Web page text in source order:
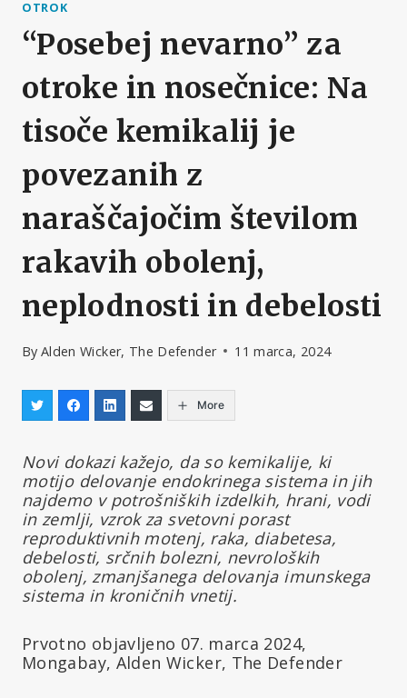
OTROK
“Posebej nevarno” za
otroke in nosečnice: Na
tisoče kemikalij je
povezanih z
naraščajočim številom
rakavih obolenj,
neplodnosti in debelosti
By Alden Wicker, The Defender 11 marca, 2024
More
Novi dokazi kažejo, da so kemikalije, ki
motijo delovanje endokrinega sistema in jih
najdemo v potrošniških izdelkih, hrani, vodi
in zemlji, vzrok za svetovni porast
reproduktivnih motenj, raka, diabetesa,
debelosti, srčnih bolezni, nevroloških
obolenj, zmanjšanega delovanja imunskega
sistema in kroničnih vnetij.
Prvotno objavljeno 07. marca 2024,
Mongabay, Alden Wicker, The Defender